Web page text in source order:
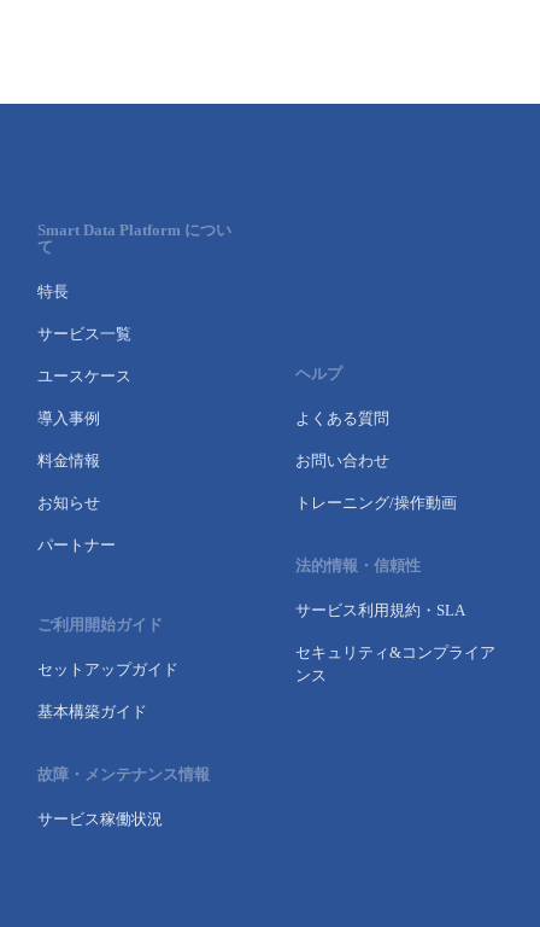
Smart Data Platform につい
て
特長
サービス一覧
ユースケース
導入事例
料金情報
お知らせ
パートナー
ご利用開始ガイド
セットアップガイド
基本構築ガイド
故障・メンテナンス情報
サービス稼働状況
ヘルプ
よくある質問
お問い合わせ
トレーニング/操作動画
法的情報・信頼性
サービス利用規約・SLA
セキュリティ&コンプライア
ンス